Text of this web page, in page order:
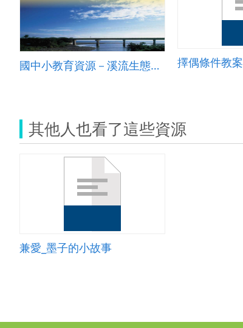
國中小教育資源－溪流生態環境 擇偶條件教案
其他人也看了這些資源
兼愛_墨子的小故事